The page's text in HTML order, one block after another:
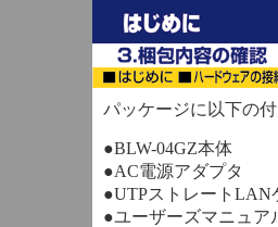
パッケージに以下の
●BLW-04GZ本体
●AC電源アダプタ
●UTPストレートLAN
●ユーザーズマニュア